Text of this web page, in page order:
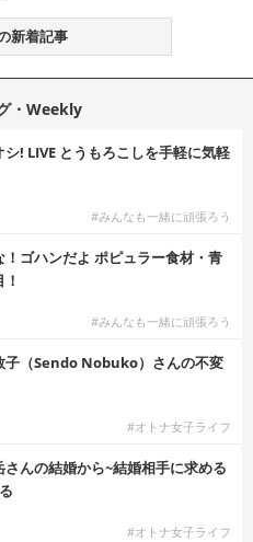
新着記事
・Weekly
シ! LIVE とうもろこしを手軽に気軽
#みんなも一緒に頑張ろう
！ゴハンだよ ポピュラー食材・青
#みんなも一緒に頑張ろう
子（Sendo Nobuko）さんの不変
#オトナ女子ライフ
さんの結婚から~結婚相手に求める
#オトナ女子ライフ